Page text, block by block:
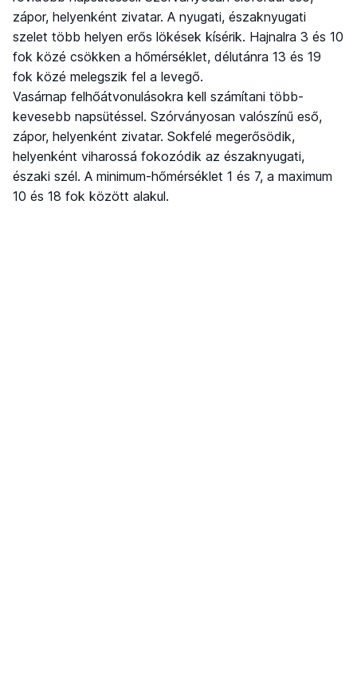
zápor, helyenként zivatar. A nyugati, északnyugati
szelet több helyen erős lökések kísérik. Hajnalra 3 és 10
fok közé csökken a hőmérséklet, délutánra 13 és 19
fok közé melegszik fel a levegő.
Vasárnap felhőátvonulásokra kell számítani több-
kevesebb napsütéssel. Szórványosan valószínű eső,
zápor, helyenként zivatar. Sokfelé megerősödik,
helyenként viharossá fokozódik az északnyugati,
északi szél. A minimum-hőmérséklet 1 és 7, a maximum
10 és 18 fok között alakul.